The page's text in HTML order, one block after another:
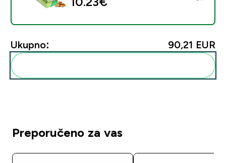
Ukupno: 90,21 EUR‎
Preporučeno za vas